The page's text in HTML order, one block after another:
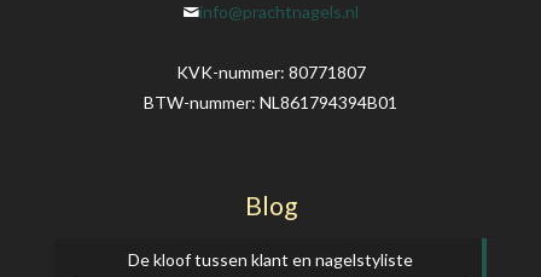
info@prachtnagels.nl
KVK-nummer: 80771807
BTW-nummer: NL861794394B01
Blog
De kloof tussen klant en nagelstyliste